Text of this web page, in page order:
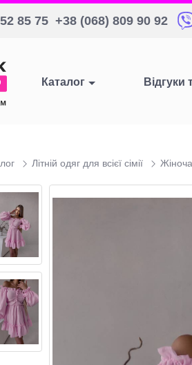
85 75 +38 (068) 809 90 92
Каталог Відгуки
Літній одяг для всієї сімії